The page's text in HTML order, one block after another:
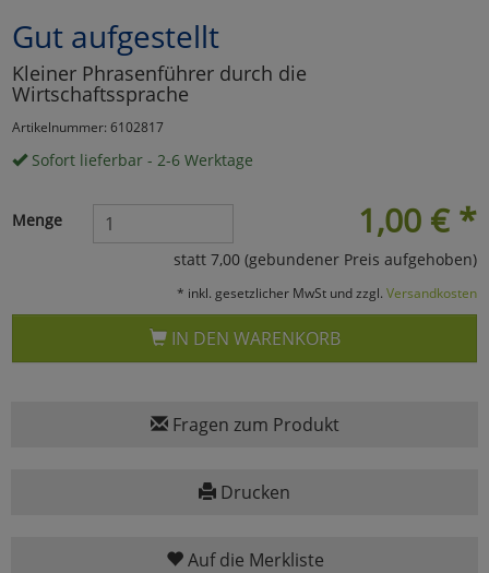
Gut aufgestellt
Kleiner Phrasenführer durch die
Wirtschaftssprache
Artikelnummer: 6102817
Sofort lieferbar - 2-6 Werktage
1,00 € *
Menge
statt 7,00 (gebundener Preis aufgehoben)
* inkl. gesetzlicher MwSt und zzgl. Versandkosten
IN DEN WARENKORB
Fragen zum Produkt
Drucken
Auf die Merkliste
Marketing
Umfragetools